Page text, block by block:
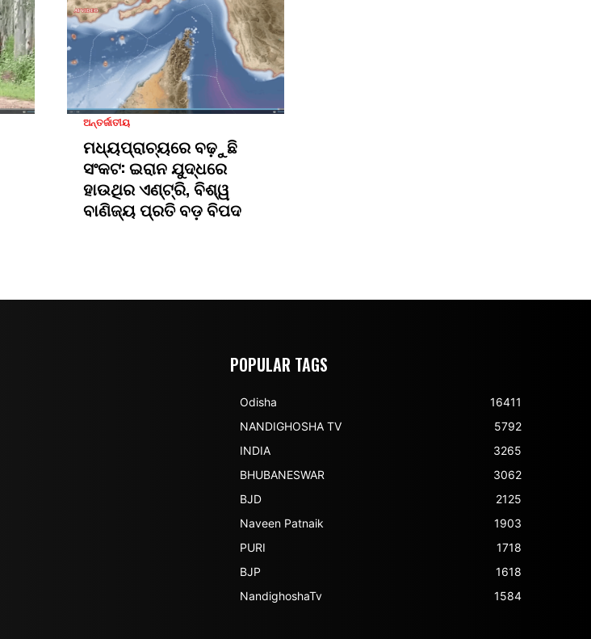
ଅନ୍ତର୍ଜାତୀୟ
ମଧ୍ୟପ୍ରାଚ୍ୟରେ ବଢ଼ୁଛି
ସଂକଟ: ଇରାନ ଯୁଦ୍ଧରେ
ହାଉଥିର ଏଣ୍ଟ୍ରି, ବିଶ୍ୱ
ବାଣିଜ୍ୟ ପ୍ରତି ବଡ଼ ବିପଦ
POPULAR TAGS
Odisha
16411
NANDIGHOSHA TV
5792
INDIA
3265
BHUBANESWAR
3062
BJD
2125
Naveen Patnaik
1903
PURI
1718
BJP
1618
NandighoshaTv
1584